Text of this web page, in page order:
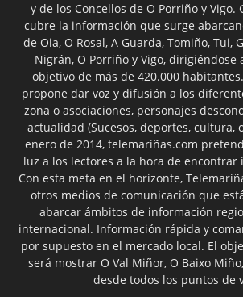
y de los Concellos de O Porriño y Vigo.
cubre la información que surge
de Oia, O Rosal, A Guarda, Tomiño, Tui,
Nigrán, O Porriño y Vigo, dirigiéndose
objetivo de más de 420.000
propone dar voz y difusión a los
zona o asociaciones, personajes
actualidad (Sucesos, deportes, cultura,
enero de 2014, telemariñas.com
luz a los lectores a la hora de encontrar
Con esta meta en el horizonte,
otros medios de comunicación que
abarcar ámbitos de información
internacional. Información rápida y
por supuesto en el mercado local. El
será mostrar O Val Miñor, O Baixo
desde todos los puntos de